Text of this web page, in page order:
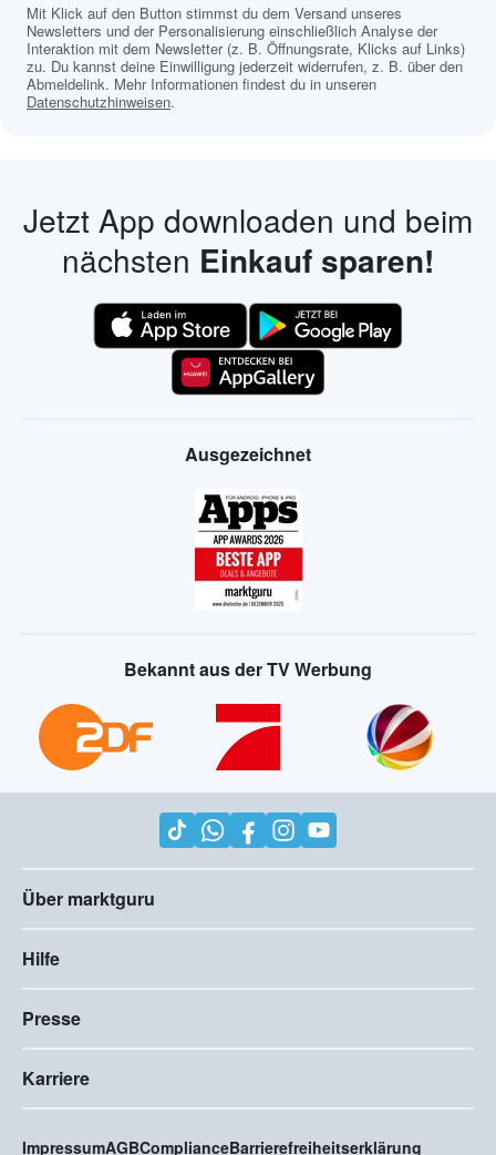
Mit Klick auf den Button stimmst du dem Versand unseres
Newsletters und der Personalisierung einschließlich Analyse der
Interaktion mit dem Newsletter (z. B. Öffnungsrate, Klicks auf Links)
zu. Du kannst deine Einwilligung jederzeit widerrufen, z. B. über den
Abmeldelink. Mehr Informationen findest du in unseren
Datenschutzhinweisen.
Jetzt App downloaden und beim
nächsten Einkauf sparen!
Ausgezeichnet
Bekannt aus der TV Werbung
Über marktguru
Hilfe
Presse
Karriere
ImpressumAGBComplianceBarrierefreiheitserklärung